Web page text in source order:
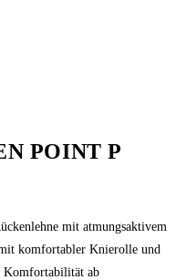
POINT P
mit atmungsaktivem
komfortabler Knierolle und
Komfortabilität ab